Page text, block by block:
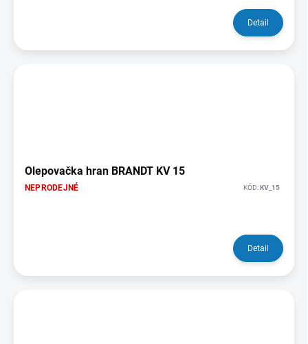
Detail
Olepovačka hran BRANDT KV 15
NEPRODEJNÉ KÓD:KV_15
Detail